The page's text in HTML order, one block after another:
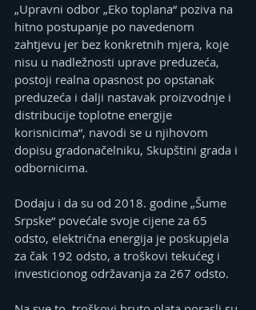
„Upravni odbor „Eko toplana“ poziva na
hitno postupanje po navedenom
zahtjevu jer bez konkretnih mjera, koje
nisu u nadležnosti uprave preduzeća,
postoji realna opasnost po opstanak
preduzeća i dalji nastavak proizvodnje i
distribucije toplotne energije
korisnicima“, navodi se u njihovom
dopisu gradonačelniku, Skupštini grada i
odbornicima.
Dodaju i da su od 2018. godine „Šume
Srpske“ povećale svoje cijene za 65
odsto, električna energija je poskupjela
za čak 192 odsto, a troškovi tekućeg i
investicionog održavanja za 267 odsto.